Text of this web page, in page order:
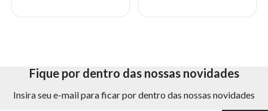
Fique por dentro das nossas novidades
Insira seu e-mail para ficar por dentro das nossas novidades